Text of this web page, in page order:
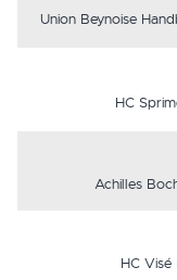
Union Beynoise
HC
Achilles
HC Visé